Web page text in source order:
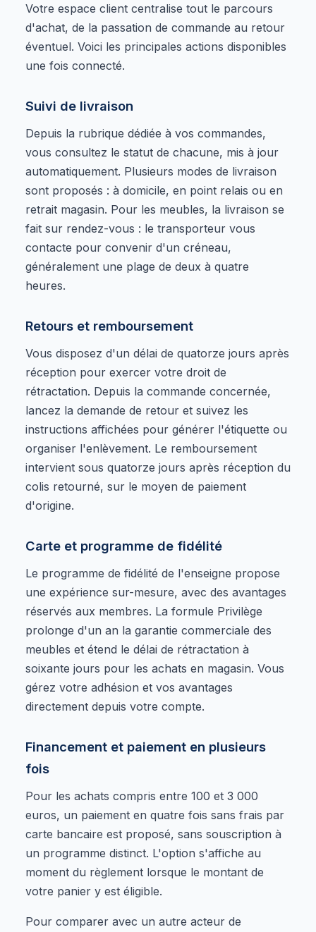
Votre espace client centralise tout le parcours
d'achat, de la passation de commande au retour
éventuel. Voici les principales actions disponibles
une fois connecté.
Suivi de livraison
Depuis la rubrique dédiée à vos commandes,
vous consultez le statut de chacune, mis à jour
automatiquement. Plusieurs modes de livraison
sont proposés : à domicile, en point relais ou en
retrait magasin. Pour les meubles, la livraison se
fait sur rendez-vous : le transporteur vous
contacte pour convenir d'un créneau,
généralement une plage de deux à quatre
heures.
Retours et remboursement
Vous disposez d'un délai de quatorze jours après
réception pour exercer votre droit de
rétractation. Depuis la commande concernée,
lancez la demande de retour et suivez les
instructions affichées pour générer l'étiquette ou
organiser l'enlèvement. Le remboursement
intervient sous quatorze jours après réception du
colis retourné, sur le moyen de paiement
d'origine.
Carte et programme de fidélité
Le programme de fidélité de l'enseigne propose
une expérience sur-mesure, avec des avantages
réservés aux membres. La formule Privilège
prolonge d'un an la garantie commerciale des
meubles et étend le délai de rétractation à
soixante jours pour les achats en magasin. Vous
gérez votre adhésion et vos avantages
directement depuis votre compte.
Financement et paiement en plusieurs
fois
Pour les achats compris entre 100 et 3 000
euros, un paiement en quatre fois sans frais par
carte bancaire est proposé, sans souscription à
un programme distinct. L'option s'affiche au
moment du règlement lorsque le montant de
votre panier y est éligible.
Pour comparer avec un autre acteur de